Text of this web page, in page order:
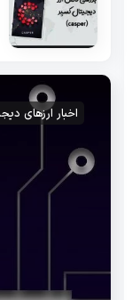
اخبار ارزهای